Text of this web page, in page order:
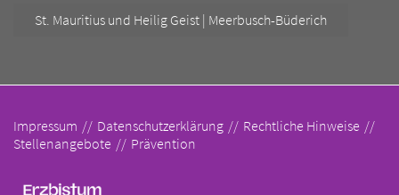
St. Mauritius und Heilig Geist | Meerbusch-Büderich
Impressum Datenschutzerklärung
Rechtliche Hinweise
Stellenangebote
Prävention